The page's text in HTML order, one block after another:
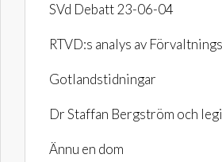
SVd Debatt 23-06-04
RTVD:s analys av
Gotlandstidningar
Dr Staffan Bergström och
Ännu en dom